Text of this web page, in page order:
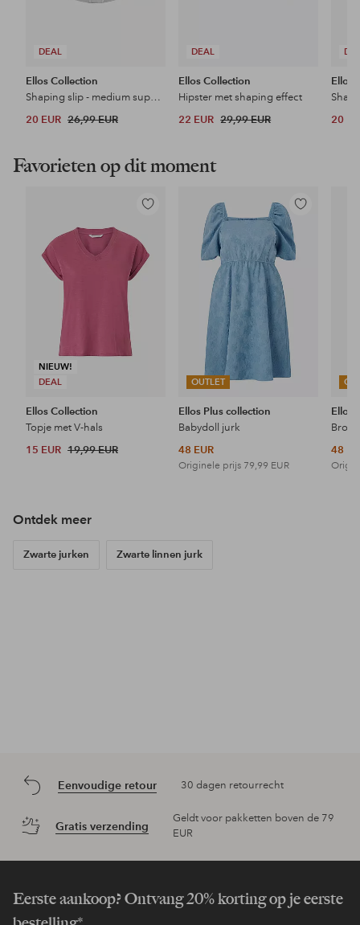
DEAL
Ellos Collection
Shaping slip - medium support
20 EUR 26,99 EUR
DEAL
Ellos Collection
Hipster met shaping effect
22 EUR 29,99 EUR
Ellos
20
Favorieten op dit moment
NIEUW!
DEAL
Toevoegen
favorieten
Ellos Collection
Topje met V-hals
15 EUR 19,99 EUR
OUTLET
Toevoegen
aan
favorieten
Ellos Plus collection
Babydoll jurk
48 EUR
Originele prijs 79,99 EUR
Ellos
48
Ontdek meer
Zwarte jurken Zwarte linnen jurk
Eenvoudige retour 30 dagen retourrecht
Gratis verzending
Geldt voor pakketten boven de 79
EUR
Eerste aankoop? Ontvang 20% korting op je eerste